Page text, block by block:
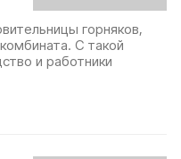
горняков,
С такой
и работники